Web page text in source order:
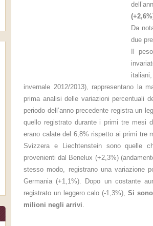
Da
due
Il
invernale 2012/2013), rappresentano la
prima analisi delle variazioni percentuali
periodo dell’anno precedente registra un
quello registrato durante i primi tre mesi
erano calate del 6,8% rispetto ai primi tre
Svizzera e Liechtenstein sono quelle
provenienti dal Benelux (+2,3%)
stesso modo, registrano una variazione
Germania (+1,1%). Dopo un costante
registrato un leggero calo (-1,3%), Si
milioni negli arrivi.